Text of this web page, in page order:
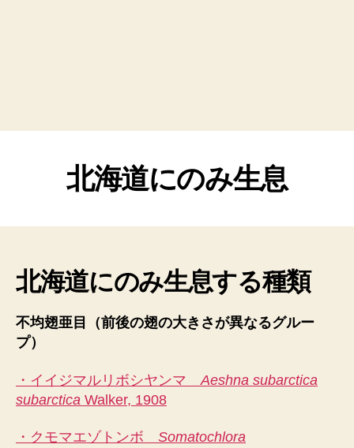
北海道にのみ生息
北海道にのみ生息する種類
不均翅亜目（前後の翅の大きさが異なるグルー
プ）
・イイジマルリボシヤンマ Aeshna subarctica
subarctica Walker, 1908
・クモマエゾトンボ Somatochlora